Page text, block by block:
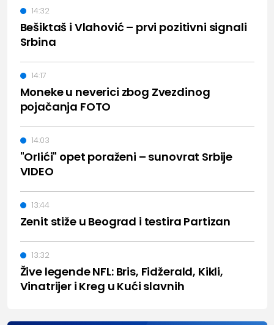
Bešiktaš i Vlahović – prvi pozitivni signali
Srbina
14:32
Moneke u neverici zbog Zvezdinog
pojačanja FOTO
14:17
"Orlići" opet poraženi – sunovrat Srbije
VIDEO
14:03
Zenit stiže u Beograd i testira Partizan
13:44
Žive legende NFL: Bris, Fidžerald, Kikli,
Vinatrijer i Kreg u Kući slavnih
13:32